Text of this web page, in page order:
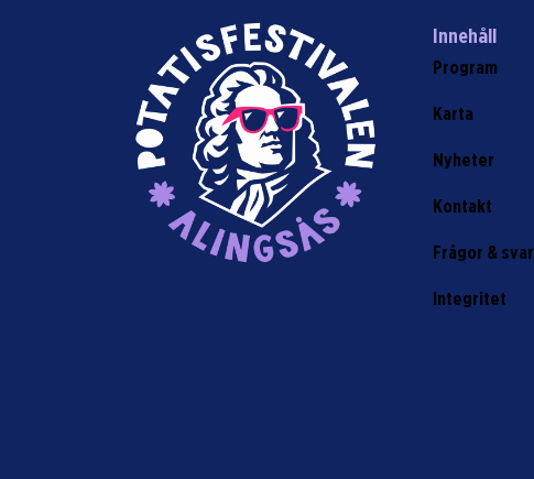
Innehåll
Program
Karta
Nyheter
Kontakt
Frågor & svar
Integritet